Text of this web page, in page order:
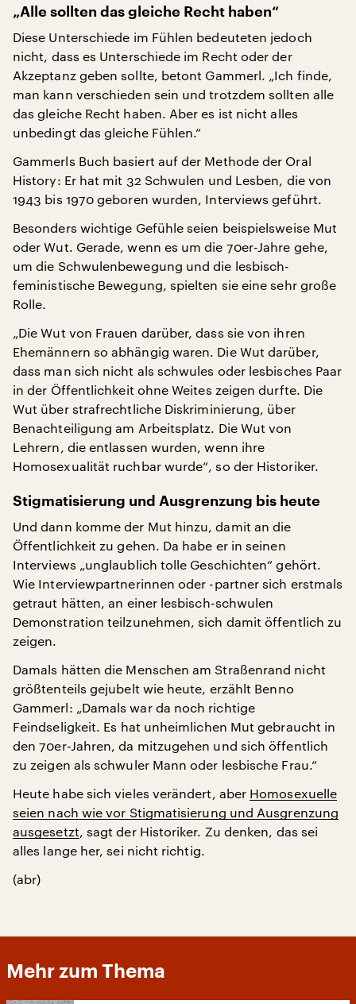
„Alle sollten das gleiche Recht haben“
Diese Unterschiede im Fühlen bedeuteten jedoch
nicht, dass es Unterschiede im Recht oder der
Akzeptanz geben sollte, betont Gammerl. „Ich finde,
man kann verschieden sein und trotzdem sollten alle
das gleiche Recht haben. Aber es ist nicht alles
unbedingt das gleiche Fühlen.“
Gammerls Buch basiert auf der Methode der Oral
History: Er hat mit 32 Schwulen und Lesben, die von
1943 bis 1970 geboren wurden, Interviews geführt.
Besonders wichtige Gefühle seien beispielsweise Mut
oder Wut. Gerade, wenn es um die 70er-Jahre gehe,
um die Schwulenbewegung und die lesbisch-
feministische Bewegung, spielten sie eine sehr große
Rolle.
„Die Wut von Frauen darüber, dass sie von ihren
Ehemännern so abhängig waren. Die Wut darüber,
dass man sich nicht als schwules oder lesbisches Paar
in der Öffentlichkeit ohne Weites zeigen durfte. Die
Wut über strafrechtliche Diskriminierung, über
Benachteiligung am Arbeitsplatz. Die Wut von
Lehrern, die entlassen wurden, wenn ihre
Homosexualität ruchbar wurde“, so der Historiker.
Stigmatisierung und Ausgrenzung bis heute
Und dann komme der Mut hinzu, damit an die
Öffentlichkeit zu gehen. Da habe er in seinen
Interviews „unglaublich tolle Geschichten“ gehört.
Wie Interviewpartnerinnen oder -partner sich erstmals
getraut hätten, an einer lesbisch-schwulen
Demonstration teilzunehmen, sich damit öffentlich zu
zeigen.
Damals hätten die Menschen am Straßenrand nicht
größtenteils gejubelt wie heute, erzählt Benno
Gammerl: „Damals war da noch richtige
Feindseligkeit. Es hat unheimlichen Mut gebraucht in
den 70er-Jahren, da mitzugehen und sich öffentlich
zu zeigen als schwuler Mann oder lesbische Frau.“
Heute habe sich vieles verändert, aber Homosexuelle
seien nach wie vor Stigmatisierung und Ausgrenzung
ausgesetzt, sagt der Historiker. Zu denken, das sei
alles lange her, sei nicht richtig.
(abr)
Mehr zum Thema